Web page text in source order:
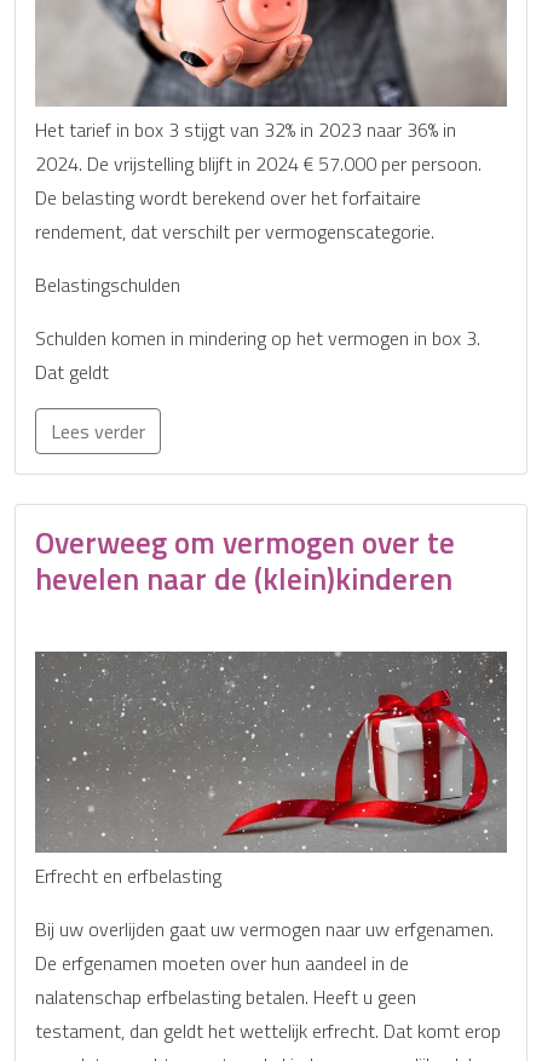
Het tarief in box 3 stijgt van 32% in 2023 naar 36% in
2024. De vrijstelling blijft in 2024 € 57.000 per persoon.
De belasting wordt berekend over het forfaitaire
rendement, dat verschilt per vermogenscategorie.
Belastingschulden
Schulden komen in mindering op het vermogen in box 3.
Dat geldt
Lees verder
Overweeg om vermogen over te
hevelen naar de (klein)kinderen
Erfrecht en erfbelasting
Bij uw overlijden gaat uw vermogen naar uw erfgenamen.
De erfgenamen moeten over hun aandeel in de
nalatenschap erfbelasting betalen. Heeft u geen
testament, dan geldt het wettelijk erfrecht. Dat komt erop